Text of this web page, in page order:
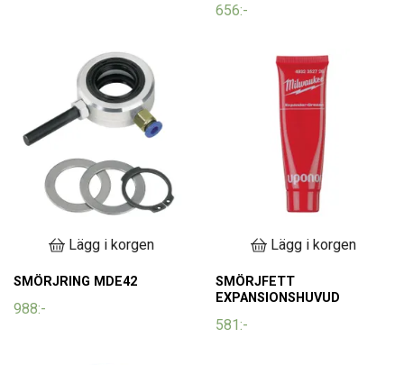
656:-
Lägg i korgen
SMÖRJRING MDE42
988:-
Lägg i korgen
SMÖRJFETT
EXPANSIONSHUVUD
581:-